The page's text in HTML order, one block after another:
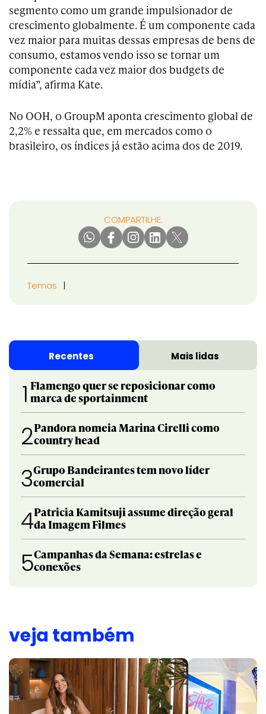
segmento como um grande impulsionador de
crescimento globalmente. É um componente cada
vez maior para muitas dessas empresas de bens de
consumo, estamos vendo isso se tornar um
componente cada vez maior dos budgets de
mídia”, afirma Kate.
No OOH, o GroupM aponta crescimento global de
2,2% e ressalta que, em mercados como o
brasileiro, os índices já estão acima dos de 2019.
COMPARTILHE:
Temas
Recentes Mais lidas
1 Flamengo quer se reposicionar como
marca de sportainment
2Pandora nomeia Marina Cirelli como
country head
3Grupo Bandeirantes tem novo líder
comercial
4Patricia Kamitsuji assume direção geral
da Imagem Filmes
5Campanhas da Semana: estrelas e
conexões
veja também